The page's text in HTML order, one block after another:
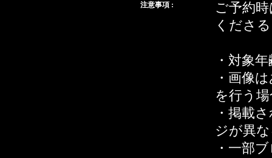
注意事項 :
ご予約
くださ
・対象
・画像
を行う
・掲載
ジが異
・一部